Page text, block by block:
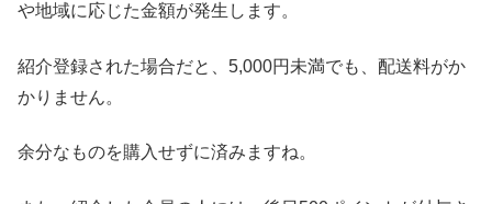
や地域に応じた金額が発生します。
紹介登録された場合だと、5,000円未満でも、配送料がか
かりません。
余分なものを購入せずに済みますね。